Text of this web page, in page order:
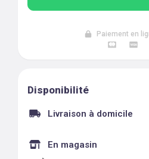
Paiement en
Disponibilité
Livraison à domicile
En magasin